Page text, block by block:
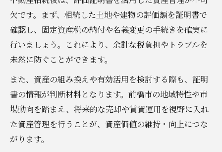
欠です。まず、相続した土地や建物の評価額を証明書で
確認し、固定資産税の納付や名義変更の手続きを確実に
行いましょう。これにより、余計な税負担やトラブルを
未然に防ぐことができます。
また、資産の組み換えや有効活用を検討する際も、証明
書の情報が判断材料となります。前橋市の地域特性や市
場動向を踏まえ、将来的な売却や賃貸運用を視野に入れ
た資産管理を行うことが、資産価値の維持・向上につな
がります。